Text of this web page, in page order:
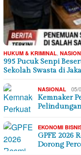
HUKUM & KRIMINAL,
995 Pucuk Senpi
Sekolah Swasta di
NASIONAL 05/
Kemnaker
EKONOMI
GPFE 2026
Dorong